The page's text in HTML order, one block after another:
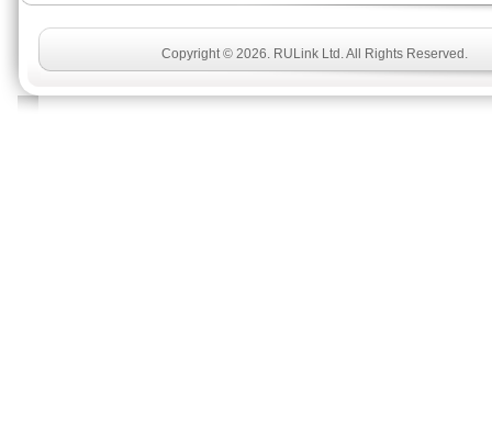
Copyright © 2026. RULink Ltd. All Rights Reserved.